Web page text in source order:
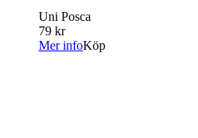
Uni Posca
79 kr
Mer infoKöp